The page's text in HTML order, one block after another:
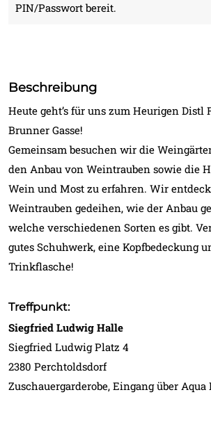
PIN/Passwort bereit.
Beschreibung
Heute geht’s für uns zum Heurigen Distl
Brunner Gasse!
Gemeinsam besuchen wir die
den Anbau von Weintrauben sowie die
Wein und Most zu erfahren. Wir
Weintrauben gedeihen, wie der Anbau
welche verschiedenen Sorten es gibt.
gutes Schuhwerk, eine Kopfbedeckung
Trinkflasche!
Treffpunkt:
Siegfried Ludwig Halle
Siegfried Ludwig Platz 4
2380 Perchtoldsdorf
Zuschauergarderobe, Eingang über Aqua